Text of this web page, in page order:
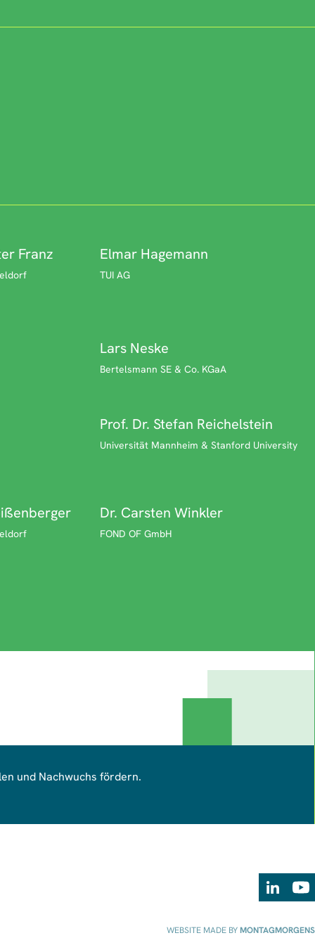
Franz Elmar Hagemann
TUI AG
Lars Neske
Bertelsmann SE & Co. KGaA
Prof. Dr. Stefan Reichelstein
Universität Mannheim & Stanford University
Dr. Carsten Winkler
FOND OF GmbH
und Nachwuchs fördern.
LinkedIn
WEBSITE MADE BYMONTAGMORGENS